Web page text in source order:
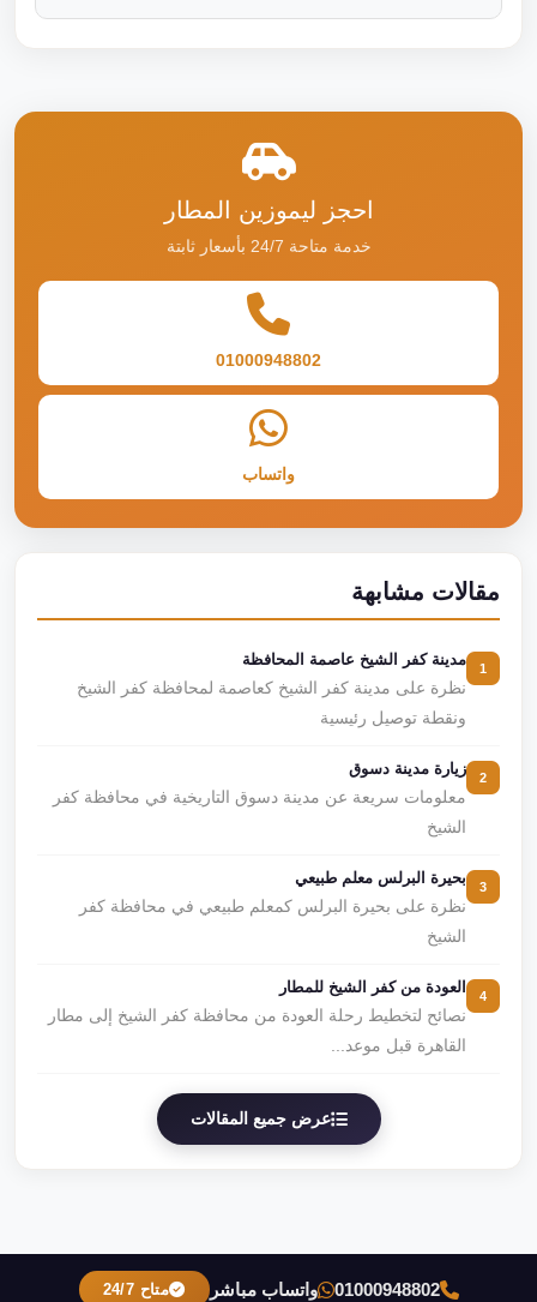
احجز ليموزين المطار
خدمة متاحة 24/7 بأسعار ثابتة
01000948802
واتساب
مقالات مشابهة
مدينة كفر الشيخ عاصمة المحافظة
نظرة على مدينة كفر الشيخ كعاصمة لمحافظة كفر الشيخ
ونقطة توصيل رئيسية
زيارة مدينة دسوق
معلومات سريعة عن مدينة دسوق التاريخية في محافظة كفر
الشيخ
بحيرة البرلس معلم طبيعي
نظرة على بحيرة البرلس كمعلم طبيعي في محافظة كفر
الشيخ
العودة من كفر الشيخ للمطار
نصائح لتخطيط رحلة العودة من محافظة كفر الشيخ إلى مطار
القاهرة قبل موعد...
عرض جميع المقالات
01000948802 واتساب مباشر متاح 24/7